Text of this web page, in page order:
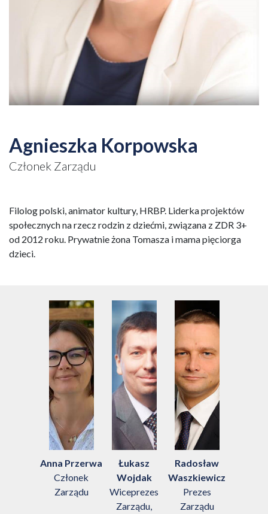
Agnieszka Korpowska
Członek Zarządu
Filolog polski, animator kultury, HRBP. Liderka projektów
społecznych na rzecz rodzin z dziećmi, związana z ZDR 3+
od 2012 roku. Prywatnie żona Tomasza i mama pięciorga
dzieci.
Anna Przerwa
Członek
Zarządu
Łukasz
Wojdak
Wiceprezes
Zarządu,
Radosław
Waszkiewicz
Prezes
Zarządu